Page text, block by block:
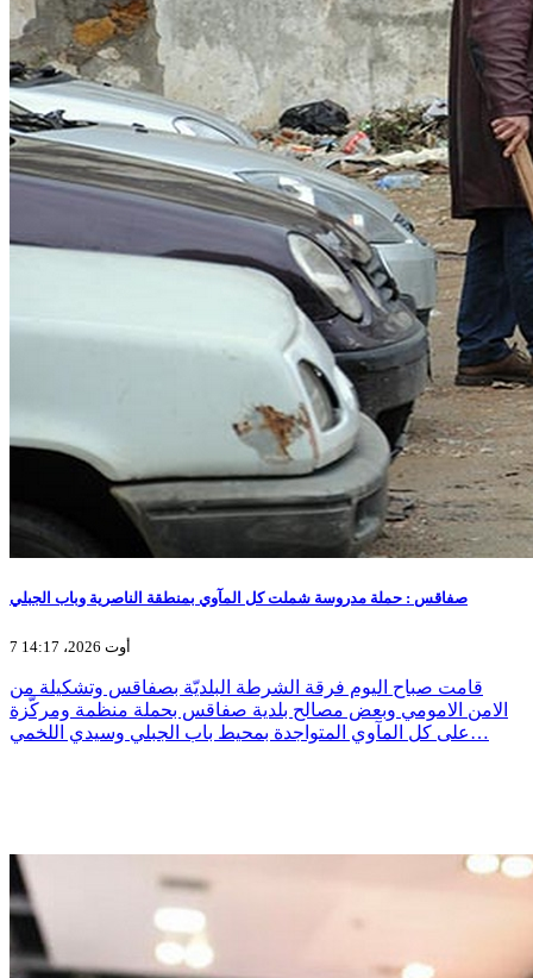
صفاقس : حملة مدروسة شملت كل المآوي بمنطقة الناصرية وباب الجبلي
7 أوت 2026، 14:17
قامت صباح اليوم فرقة الشرطة البلديّة بصفاقس وتشكيلة من
الامن الامومي وبعض مصالح بلدية صفاقس بحملة منظمة ومركّزة
على كل المآوي المتواجدة بمحيط باب الجبلي وسيدي اللخمي…